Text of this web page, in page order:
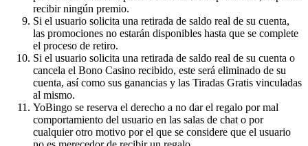
recibir ningún premio.
Si el usuario solicita una retirada de saldo real de su cuenta,
las promociones no estarán disponibles hasta que se complete
el proceso de retiro.
Si el usuario solicita una retirada de saldo real de su cuenta o
cancela el Bono Casino recibido, este será eliminado de su
cuenta, así como sus ganancias y las Tiradas Gratis vinculadas
al mismo.
YoBingo se reserva el derecho a no dar el regalo por mal
comportamiento del usuario en las salas de chat o por
cualquier otro motivo por el que se considere que el usuario